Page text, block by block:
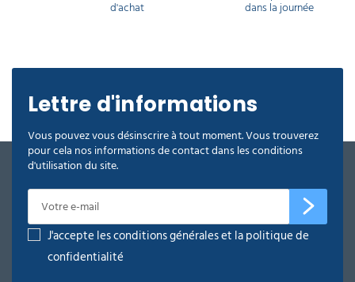
d'achat dans la journée
Lettre d'informations
Vous pouvez vous désinscrire à tout moment. Vous trouverez
pour cela nos informations de contact dans les conditions
d'utilisation du site.
J'accepte les conditions générales et la politique de
confidentialité